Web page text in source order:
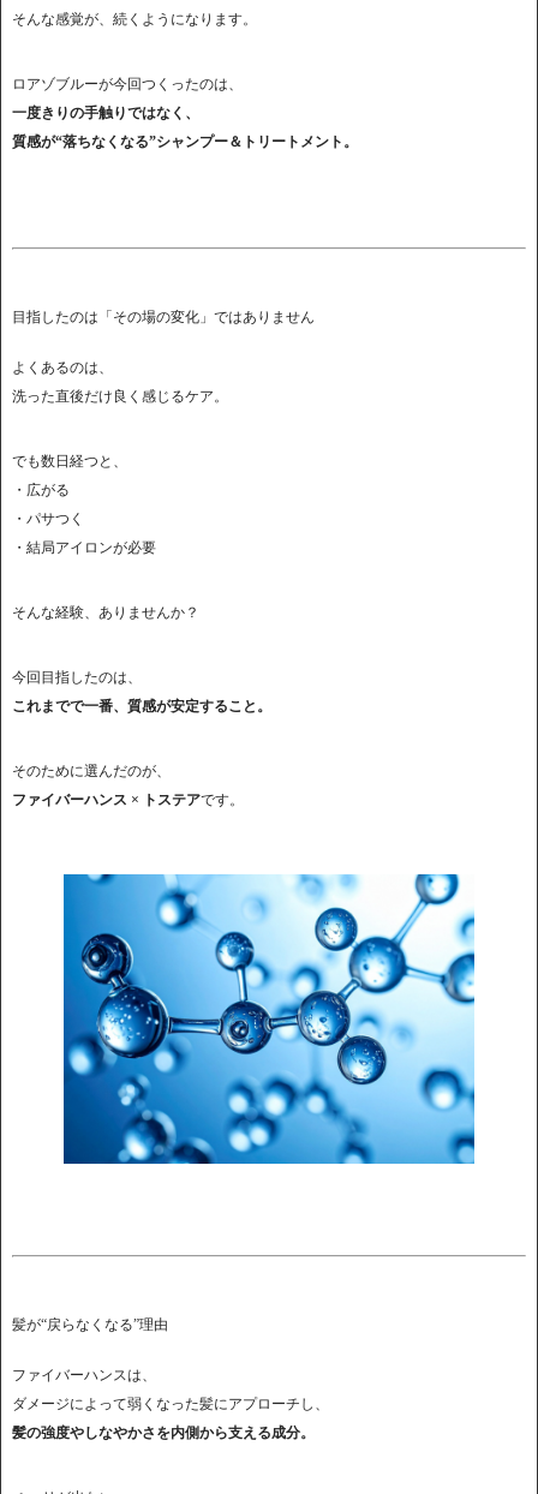
そんな感覚が、続くようになります。
ロアゾブルーが今回つくったのは、
一度きりの手触りではなく、
質感が“落ちなくなる”シャンプー＆トリートメント。
目指したのは「その場の変化」ではありません
よくあるのは、
洗った直後だけ良く感じるケア。
でも数日経つと、
・広がる
・パサつく
・結局アイロンが必要
そんな経験、ありませんか？
今回目指したのは、
これまでで一番、質感が安定すること。
そのために選んだのが、
ファイバーハンス × トステアです。
髪が“戻らなくなる”理由
ファイバーハンスは、
ダメージによって弱くなった髪にアプローチし、
髪の強度やしなやかさを内側から支える成分。